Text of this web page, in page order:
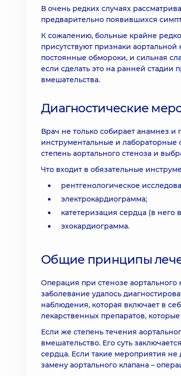
В очень редких случаях
предварительно появившихся
К сожалению, больные крайне
присутствуют признаки
постоянные обмороки, и сильная
если сделать это на ранней стадии
вмешательства.
Диагностические
Врач не только собирает анамнез
инструментальные и лабораторные
степень аортального стеноза и
Что входит в обязательные
рентгенологическое
электрокардиограмма;
катетеризация сердца (в него
эхокардиограмма.
Общие принципы
Операция при стенозе
заболевание удалось
наблюдения, которая включает в
лекарственных препаратов,
Если же степень течения
вмешательство. Его суть
сердца. Если такие мероприятия
замену аортального клапана –